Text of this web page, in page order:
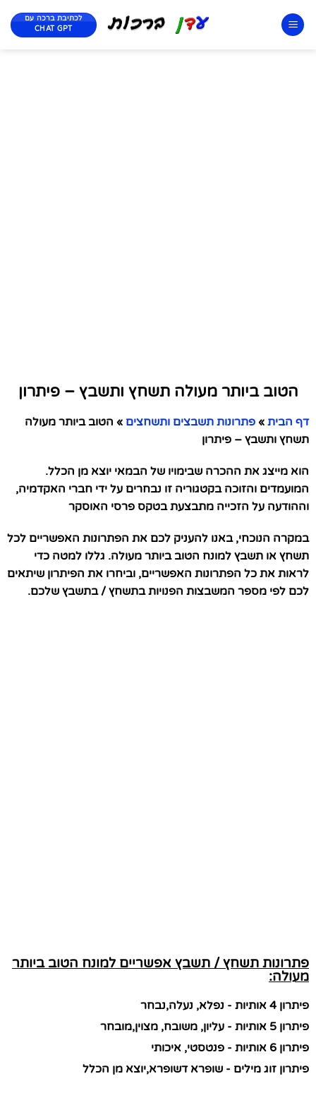
לכתיבת ברכה עם
CHAT GPT
הטוב ביותר מעולה תשחץ ותשבץ – פיתרון
דף הבית » פתרונות תשבצים ותשחצים » הטוב ביותר מעולה
תשחץ ותשבץ – פיתרון
הוא מייצג את ההכרה שבימויו של הבמאי יוצא מן הכלל.
המועמדים והזוכה בקטגוריה זו נבחרים על ידי חברי האקדמיה,
וההודעה על הזכייה מתבצעת בטקס פרסי האוסקר
במקרה הנוכחי, באנו להעניק לכם את הפתרונות האפשריים לכל
תשחץ או תשבץ למונח הטוב ביותר מעולה. גללו למטה כדי
לראות את כל הפתרונות האפשריים, וביחרו את הפיתרון שיתאים
לכם לפי מספר המשבצות הפנויות בתשחץ / בתשבץ שלכם.
פתרונות תשחץ / תשבץ אפשריים למונח הטוב ביותר
מעולה:
פיתרון 4 אותיות - נפלא, נעלה,נבחר
פיתרון 5 אותיות - עליון, משובח, מצוין,מובחר
פיתרון 6 אותיות - פנטסטי, איכותי
פיתרון זוג מילים - שופרא דשופרא,יוצא מן הכלל